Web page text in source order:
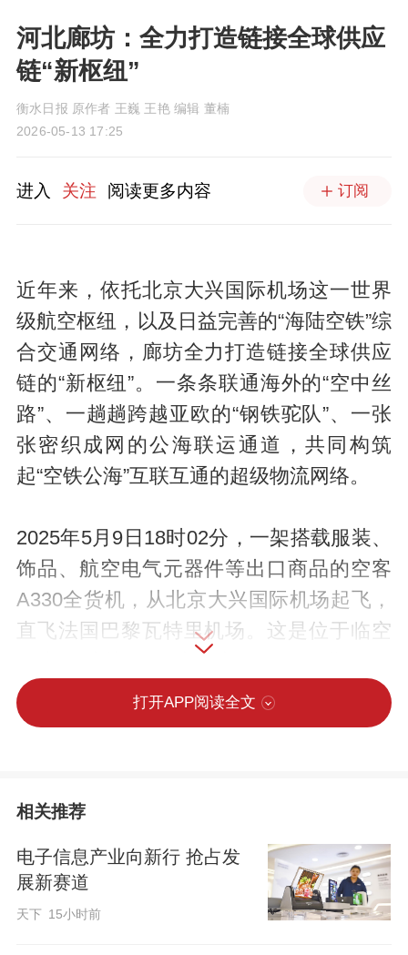
河北廊坊：全力打造链接全球供应
链“新枢纽”
衡水日报 原作者 王巍 王艳 编辑 董楠
2026-05-13 17:25
进入 关注 阅读更多内容 订阅
近年来，依托北京大兴国际机场这一世界
级航空枢纽，以及日益完善的“海陆空铁”综
合交通网络，廊坊全力打造链接全球供应
链的“新枢纽”。一条条联通海外的“空中丝
路”、一趟趟跨越亚欧的“钢铁驼队”、一张
张密织成网的公海联运通道，共同构筑
起“空铁公海”互联互通的超级物流网络。
2025年5月9日18时02分，一架搭载服装、
饰品、航空电气元器件等出口商品的空客
A330全货机，从北京大兴国际机场起飞，
直飞法国巴黎瓦特里机场。这是位于临空
公司借助北京大兴国际机场开通的飞往巴
黎的首趟全货机包机，为河北与欧洲跨境
北京大兴国际机场首条全货机国际航线现
已转为定期航班执飞，更好地满足头部跨
境电商平台和大型项目货物的国际运输需
求，有效带动临空经济区航空货运全链条
打开APP阅读全文
相关推荐
电子信息产业向新行 抢占发
展新赛道
天下 15小时前